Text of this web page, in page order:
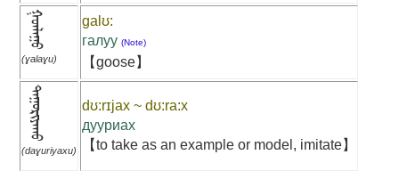
ᠭᠣᠠᠯᠠᠭᠤ
(ɣalaɣu)
galʊ:
галуу (Note)
【goose】
ᠳᠠᠭᠤᠷᠢᠶᠠᠬᠤ
(daɣuriyaxu)
dʊ:rɪjax ~ dʊ:ra:x
дууриах
【to take as an example or model, imitate】